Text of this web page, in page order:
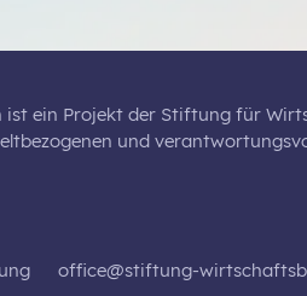
ein Projekt der Stiftung für
und
office@stiftung-